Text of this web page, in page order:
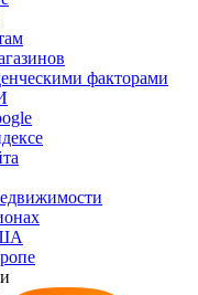
факторами